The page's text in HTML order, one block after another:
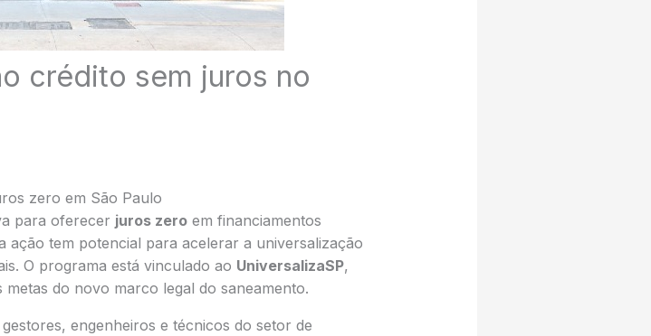
crédito sem juros no
zero em São Paulo
para oferecer juros zeroem financiamentos
ação tem potencial para acelerar a universalização
O programa está vinculado ao UniversalizaSP,
do novo marco legal do saneamento.
engenheiros e técnicos do setor de